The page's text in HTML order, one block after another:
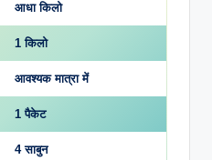
आधा किलो
1 किलो
आवश्यक मात्रा में
1 पैकेट
4 साबुन